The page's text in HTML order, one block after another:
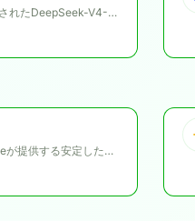
2026年4月24日にリリースされたDeepSeek-V4-Proは、DeepSeekのV4プレビューファミリーにおけるフラッグシップモデルです。総1.6兆パラメータ、トークンごとに49Bアクティブパラメータを持つMixture-of-Experts（MoE）言語モデルであり、高度な推論、コーディング、エージェント型ワークフロー、長文コンテキスト処理に対応するよう設計されています。
Gemini 3.5 Flashは、Googleが提供する安定したFlashモデルであり、上位フラッグシップモデルよりも高速かつ低コストでフロンティア級の知能を実現します。エージェント実行、コーディング、長時間タスク、多段階ワークフロー、大規模実運用向けに設計されています。